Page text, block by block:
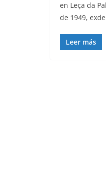
en Leça da
de 1949,
Leer más